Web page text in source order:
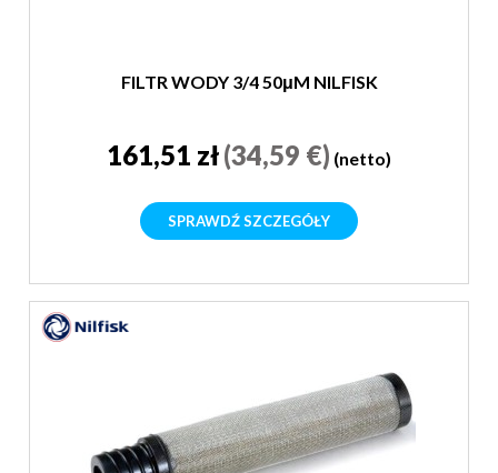
FILTR WODY 3/4 50μM NILFISK
161,51 zł(34,59 €) (netto)
SPRAWDŹ SZCZEGÓŁY